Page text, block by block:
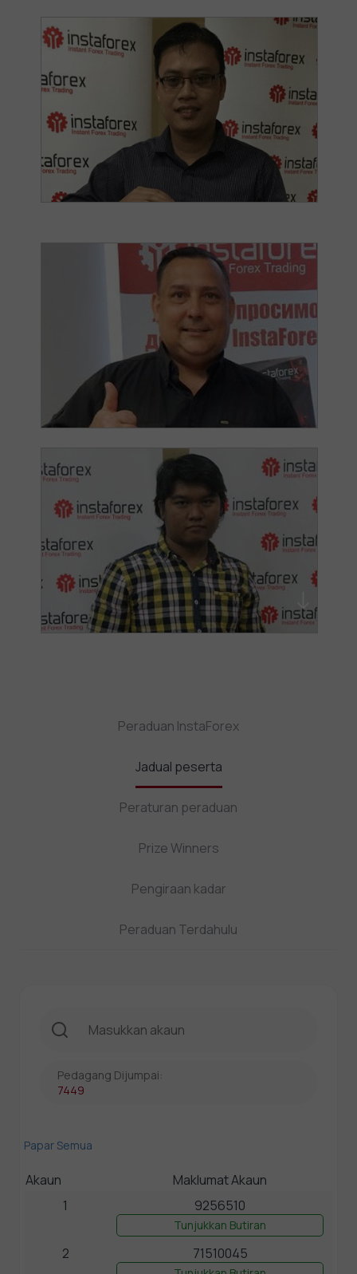
Peraduan InstaForex
Jadual peserta
Peraturan peraduan
Prize Winners
Pengiraan kadar
Peraduan Terdahulu
Pedagang Dijumpai:
7449
Papar Semua
Akaun
Maklumat Akaun
1
9256510
Tunjukkan Butiran
2 71510045